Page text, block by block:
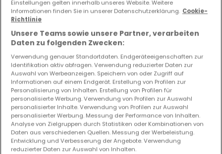
57 m²
Einstellungen gelten innerhalb unseres Website. Weitere
Informationen finden Sie in unserer Datenschutzerklärung. Cookie-
Richtlinie
Unsere Teams sowie unsere Partner, verarbeiten
Daten zu folgenden Zwecken:
Verwendung genauer Standortdaten. Endgeräteeigenschaften zur
Identifikation aktiv abfragen. Verwendung reduzierter Daten zur
Auswahl von Werbeanzeigen. Speichern von oder Zugriff auf
Informationen auf einem Endgerät. Erstellung von Profilen zur
Personalisierung von Inhalten. Erstellung von Profilen für
personalisierte Werbung. Verwendung von Profilen zur Auswahl
personalisierter Inhalte. Verwendung von Profilen zur Auswahl
personalisierter Werbung. Messung der Performance von Inhalten.
Analyse von Zielgruppen durch Statistiken oder Kombinationen von
Daten aus verschiedenen Quellen. Messung der Werbeleistung.
Entwicklung und Verbesserung der Angebote. Verwendung
reduzierter Daten zur Auswahl von Inhalten.